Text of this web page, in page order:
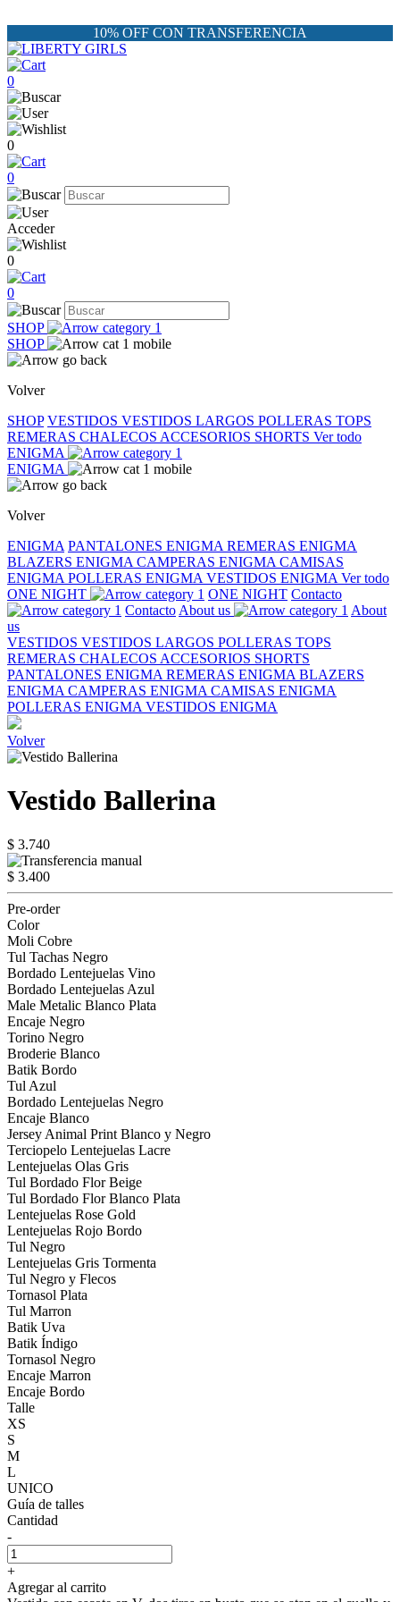
10% OFF CON TRANSFERENCIA
0
0
0
Acceder
0
0
SHOP
SHOP
Volver
SHOP VESTIDOS VESTIDOS LARGOS POLLERAS TOPS
REMERAS CHALECOS ACCESORIOS SHORTS Ver todo
ENIGMA
ENIGMA
Volver
ENIGMA PANTALONES ENIGMA REMERAS ENIGMA
BLAZERS ENIGMA CAMPERAS ENIGMA CAMISAS
ENIGMA POLLERAS ENIGMA VESTIDOS ENIGMA Ver todo
ONE NIGHT
ONE NIGHT Contacto
Contacto About us
About
us
VESTIDOS VESTIDOS LARGOS POLLERAS TOPS
REMERAS CHALECOS ACCESORIOS SHORTS
PANTALONES ENIGMA REMERAS ENIGMA BLAZERS
ENIGMA CAMPERAS ENIGMA CAMISAS ENIGMA
POLLERAS ENIGMA VESTIDOS ENIGMA
Volver
Vestido Ballerina
$ 3.740
$ 3.400
Pre-order
Color
Moli Cobre
Tul Tachas Negro
Bordado Lentejuelas Vino
Bordado Lentejuelas Azul
Male Metalic Blanco Plata
Encaje Negro
Torino Negro
Broderie Blanco
Batik Bordo
Tul Azul
Bordado Lentejuelas Negro
Encaje Blanco
Jersey Animal Print Blanco y Negro
Terciopelo Lentejuelas Lacre
Lentejuelas Olas Gris
Tul Bordado Flor Beige
Tul Bordado Flor Blanco Plata
Lentejuelas Rose Gold
Lentejuelas Rojo Bordo
Tul Negro
Lentejuelas Gris Tormenta
Tul Negro y Flecos
Tornasol Plata
Tul Marron
Batik Uva
Batik Índigo
Tornasol Negro
Encaje Marron
Encaje Bordo
Talle
XS
S
M
L
UNICO
Guía de talles
Cantidad
-
+
Agregar al carrito